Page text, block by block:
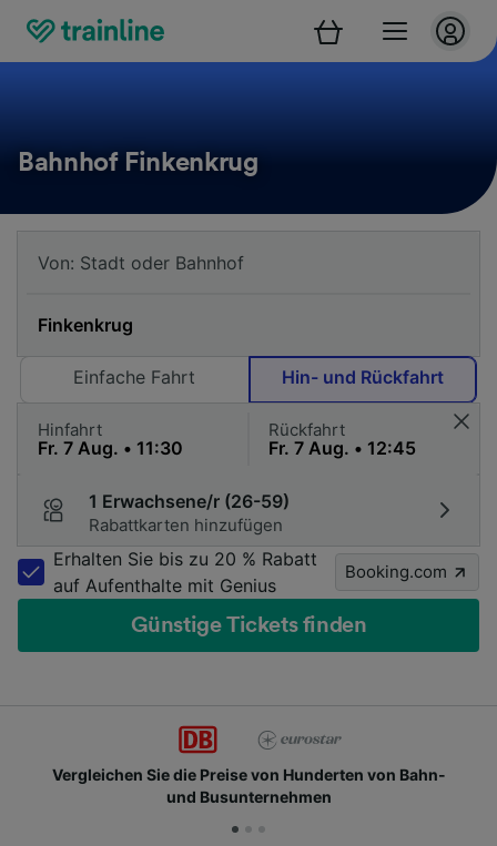
Bahnhof Finkenkrug
Einfache Fahrt Hin- und Rückfahrt
Hinfahrt Rückfahrt
1 Erwachsene/r (26-59)
Rabattkarten hinzufügen
Erhalten Sie bis zu 20 % Rabatt
auf Aufenthalte mit Genius
Booking.com
Günstige Tickets finden
Vergleichen Sie die Preise von Hunderten von Bahn-
und Busunternehmen